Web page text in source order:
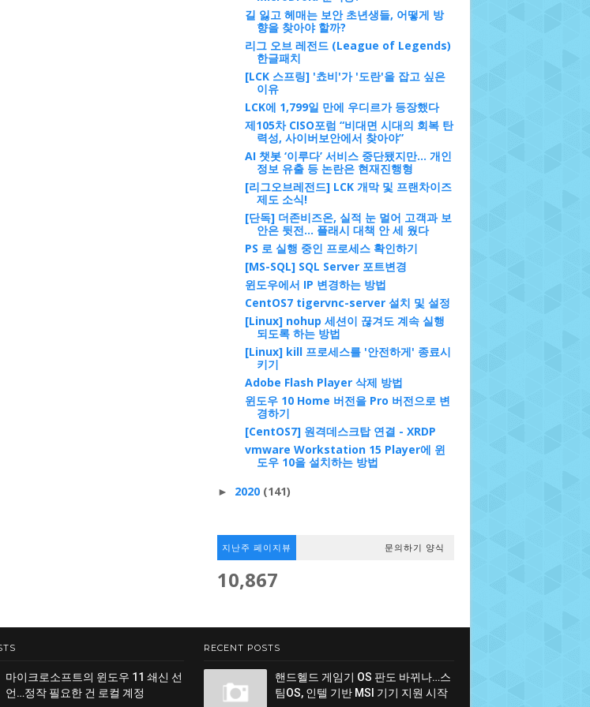
길 잃고 헤매는 보안 초년생들, 어떻게 방
향을 찾아야 할까?
리그 오브 레전드 (League of Legends)
한글패치
[LCK 스프링] '쵸비'가 '도란'을 잡고 싶은
이유
LCK에 1,799일 만에 우디르가 등장했다
제105차 CISO포럼 “비대면 시대의 회복 탄
력성, 사이버보안에서 찾아야”
AI 챗봇 ‘이루다’ 서비스 중단됐지만... 개인
정보 유출 등 논란은 현재진행형
[리그오브레전드] LCK 개막 및 프랜차이즈
제도 소식!
[단독] 더존비즈온, 실적 눈 멀어 고객과 보
안은 뒷전... 플래시 대책 안 세 웠다
PS 로 실행 중인 프로세스 확인하기
[MS-SQL] SQL Server 포트변경
윈도우에서 IP 변경하는 방법
CentOS7 tigervnc-server 설치 및 설정
[Linux] nohup 세션이 끊겨도 계속 실행
되도록 하는 방법
[Linux] kill 프로세스를 '안전하게' 종료시
키기
Adobe Flash Player 삭제 방법
윈도우 10 Home 버전을 Pro 버전으로 변
경하기
[CentOS7] 원격데스크탑 연결 - XRDP
vmware Workstation 15 Player에 윈
도우 10을 설치하는 방법
► 2020 (141)
지난주 페이지뷰 문의하기 양식
10,867
마이크로소프트의 윈도우 11 쇄신 선
언…정작 필요한 건 로컬 계정
RECENT POSTS
핸드헬드 게임기 OS 판도 바뀌나…스
팀OS, 인텔 기반 MSI 기기 지원 시작